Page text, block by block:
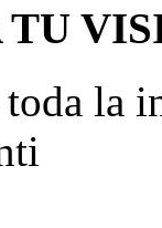
toda la